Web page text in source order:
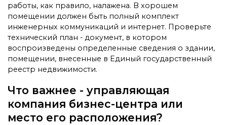
работы, как правило, налажена. В хорошем
помещении должен быть полный комплект
инженерных коммуникаций и интернет. Проверьте
технический план - документ, в котором
воспроизведены определенные сведения о здании,
помещении, внесенные в Единый государственный
реестр недвижимости.
Что важнее - управляющая
компания бизнес-центра или
место его расположения?